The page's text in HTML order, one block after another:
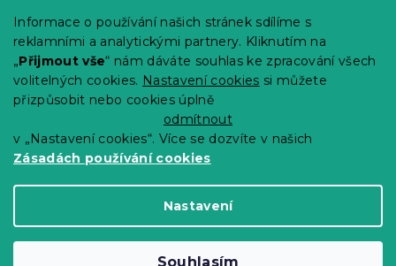
Informace o používání našich stránek sdílíme s
reklamními a analytickými partnery. Kliknutím na
„Přijmout vše“ nám dáváte souhlas ke zpracování všech
volitelných cookies. Nastavení cookies si můžete
přizpůsobit nebo cookies úplně
odmítnout
v „Nastavení cookies“. Více se dozvíte v našich
Zásadách používání cookies
Nastavení
Souhlasím
Věrnostní program - Sleva až 10 %
Návody
Tabulky velikostí
Blog
Copyright 2026Výprodej povlečení. Všechna
práva vyhrazena.Upravit nastavení cookies